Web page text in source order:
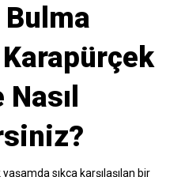
Bulma
sıkça karşılaşılan bir